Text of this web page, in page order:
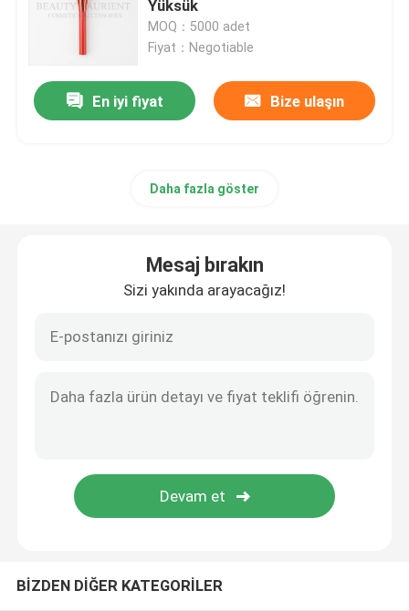
Yüksük
MOQ：5000 adet
Fiyat：Negotiable
En iyi fiyat Bize ulaşın
Daha fazla göster
Mesaj bırakın
Sizi yakında arayacağız!
BİZDEN DİĞER KATEGORİLER